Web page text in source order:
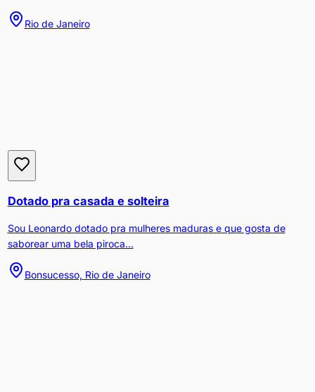
Rio de Janeiro
Dotado pra casada e solteira
Sou Leonardo dotado pra mulheres maduras e que gosta de
saborear uma bela piroca...
Bonsucesso, Rio de Janeiro